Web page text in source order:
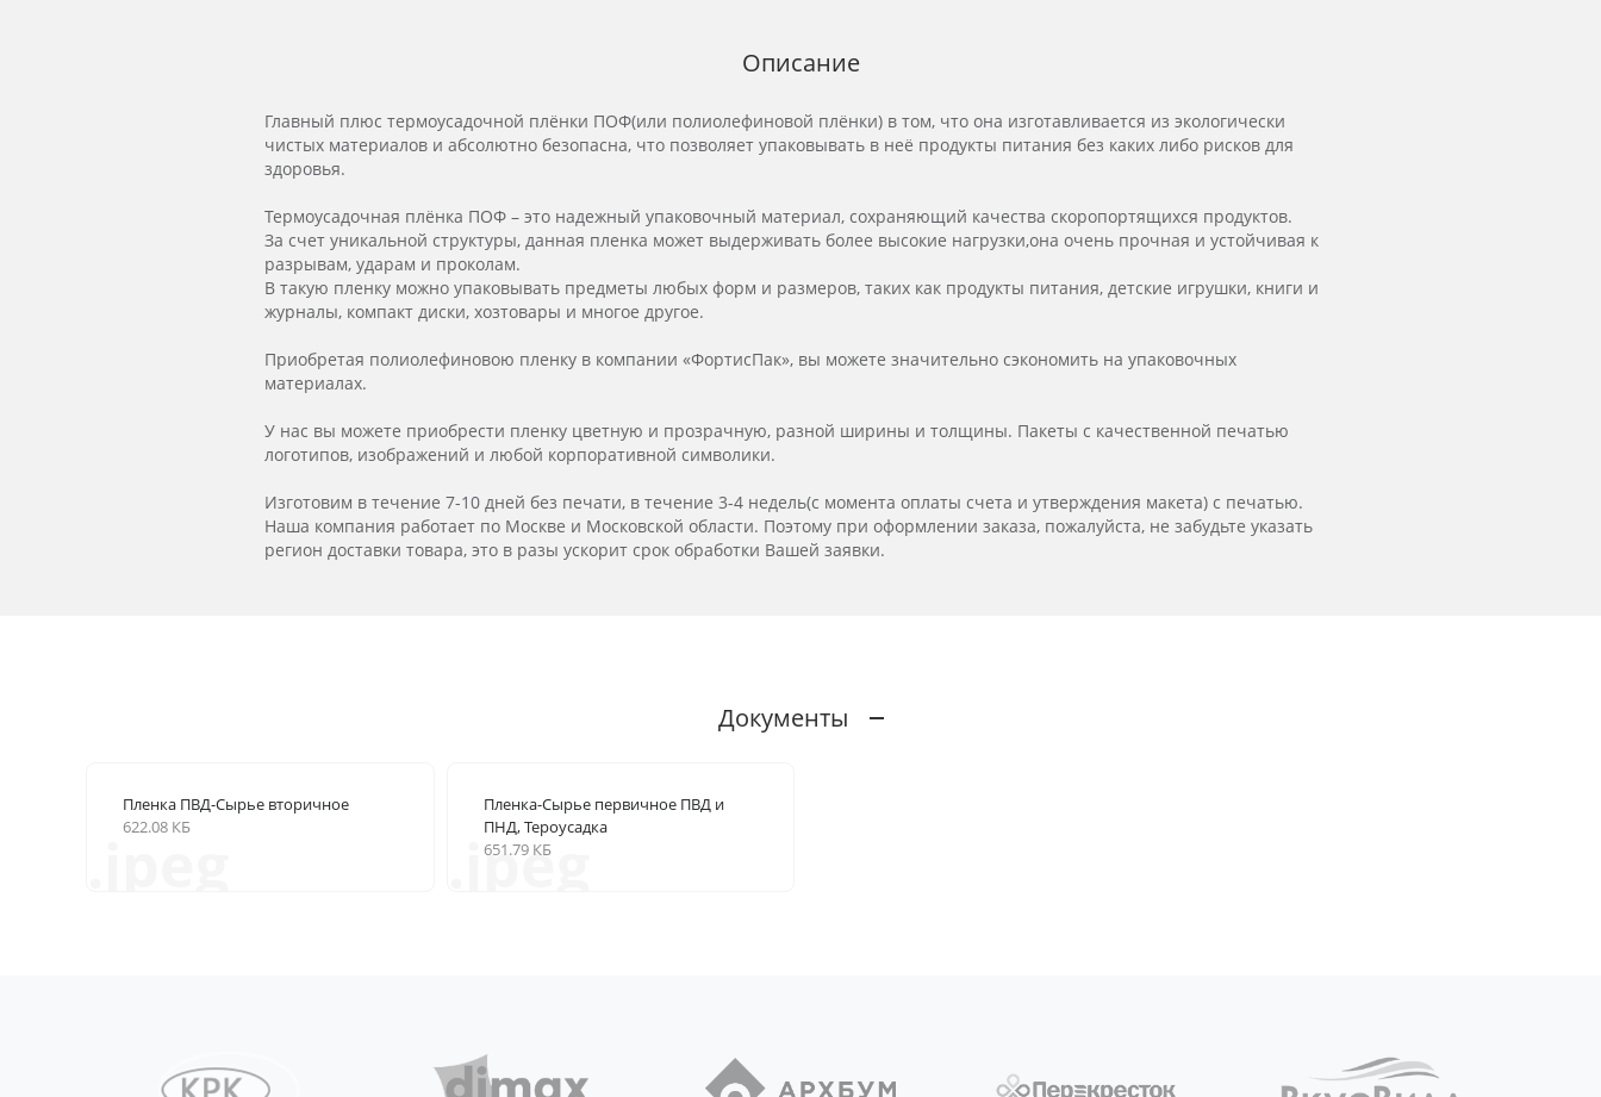
Описание
Главный плюс термоусадочной плёнки ПОФ(или полиолефиновой плёнки) в том, что она изготавливается из экологически
чистых материалов и абсолютно безопасна, что позволяет упаковывать в неё продукты питания без каких либо рисков для
здоровья.
Термоусадочная плёнка ПОФ – это надежный упаковочный материал, сохраняющий качества скоропортящихся продуктов.
За счет уникальной структуры, данная пленка может выдерживать более высокие нагрузки,она очень прочная и устойчивая к
разрывам, ударам и проколам.
В такую пленку можно упаковывать предметы любых форм и размеров, таких как продукты питания, детские игрушки, книги и
журналы, компакт диски, хозтовары и многое другое.
Приобретая полиолефиновою пленку в компании «ФортисПак», вы можете значительно сэкономить на упаковочных
материалах.
У нас вы можете приобрести пленку цветную и прозрачную, разной ширины и толщины. Пакеты с качественной печатью
логотипов, изображений и любой корпоративной символики.
Изготовим в течение 7-10 дней без печати, в течение 3-4 недель(с момента оплаты счета и утверждения макета) с печатью.
Наша компания работает по Москве и Московской области. Поэтому при оформлении заказа, пожалуйста, не забудьте указать
регион доставки товара, это в разы ускорит срок обработки Вашей заявки.
Документы
Пленка ПВД-Сырье вторичное
622.08 КБ
Пленка-Сырье первичное ПВД и
ПНД, Тероусадка
651.79 КБ
.jpeg